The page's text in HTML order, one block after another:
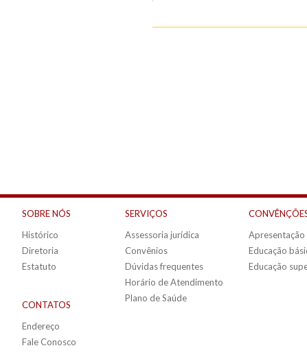
SOBRE NÓS
Histórico
Diretoria
Estatuto
CONTATOS
Endereço
Fale Conosco
SERVIÇOS
Assessoria jurídica
Convênios
Dúvidas frequentes
Horário de Atendimento
Plano de Saúde
Apresentação
Educação
Educação